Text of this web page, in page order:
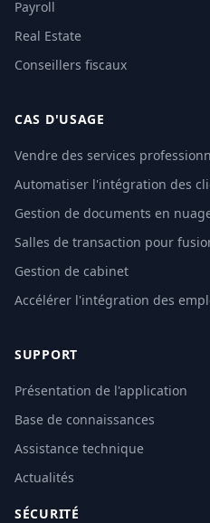
Payroll
Real Estate
Conseillers fiscaux
CAS D'USAGE
Vendre des services
Automatiser l'intégration des
Gestion de documents en
Salles de transaction pour
Gestion de cabinet
Accélérer l'intégration des
SUPPORT
Présentation de l'application
Base de connaissances
Assistance technique
Actualités
SÉCURITÉ